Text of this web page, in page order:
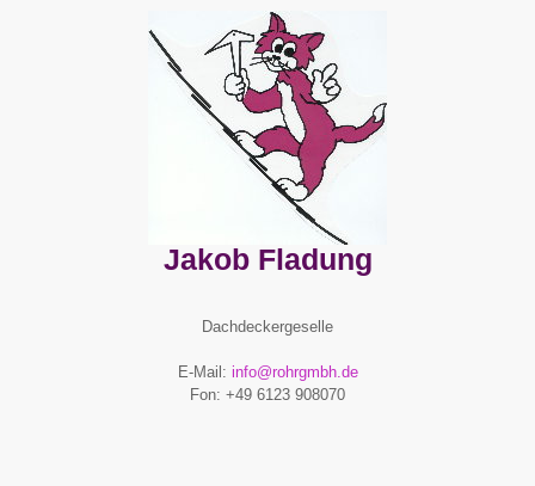
Jakob Fladung
Dachdeckergeselle
E-Mail: info@rohrgmbh.de
Fon: +49 6123 908070